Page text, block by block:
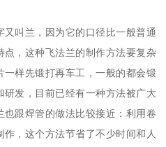
叫兰，因为它的口径比一般普通
，这种飞法兰的制作方法要复杂
样先锻打再车工，一般的都会锻
发，目前已经有一种方法被广大
跟焊管的做法比较接近：利用卷
，这个方法节省了不少时间和人